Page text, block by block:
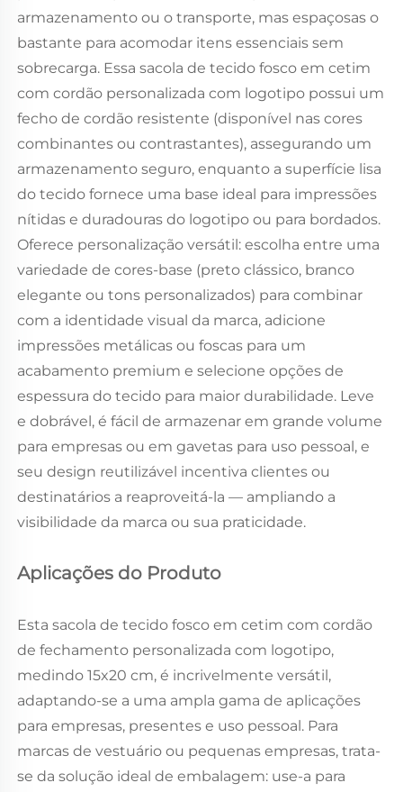
armazenamento ou o transporte, mas espaçosas o
bastante para acomodar itens essenciais sem
sobrecarga. Essa sacola de tecido fosco em cetim
com cordão personalizada com logotipo possui um
fecho de cordão resistente (disponível nas cores
combinantes ou contrastantes), assegurando um
armazenamento seguro, enquanto a superfície lisa
do tecido fornece uma base ideal para impressões
nítidas e duradouras do logotipo ou para bordados.
Oferece personalização versátil: escolha entre uma
variedade de cores-base (preto clássico, branco
elegante ou tons personalizados) para combinar
com a identidade visual da marca, adicione
impressões metálicas ou foscas para um
acabamento premium e selecione opções de
espessura do tecido para maior durabilidade. Leve
e dobrável, é fácil de armazenar em grande volume
para empresas ou em gavetas para uso pessoal, e
seu design reutilizável incentiva clientes ou
destinatários a reaproveitá-la — ampliando a
visibilidade da marca ou sua praticidade.
Aplicações do Produto
Esta sacola de tecido fosco em cetim com cordão
de fechamento personalizada com logotipo,
medindo 15x20 cm, é incrivelmente versátil,
adaptando-se a uma ampla gama de aplicações
para empresas, presentes e uso pessoal. Para
marcas de vestuário ou pequenas empresas, trata-
se da solução ideal de embalagem: use-a para